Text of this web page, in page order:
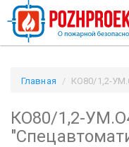
Главная
КО80/1,2-
КО80/1,2-